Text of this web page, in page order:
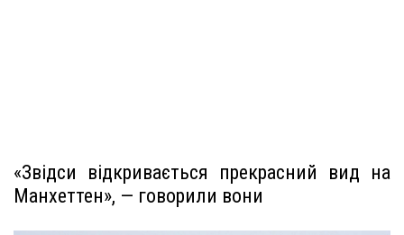
«Звідси відкривається прекрасний вид на
Манхеттен», — говорили вони